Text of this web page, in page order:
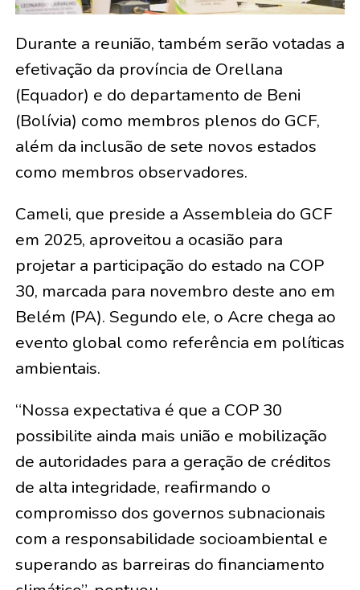
Durante a reunião, também serão votadas a
efetivação da província de Orellana
(Equador) e do departamento de Beni
(Bolívia) como membros plenos do GCF,
além da inclusão de sete novos estados
como membros observadores.
Cameli, que preside a Assembleia do GCF
em 2025, aproveitou a ocasião para
projetar a participação do estado na COP
30, marcada para novembro deste ano em
Belém (PA). Segundo ele, o Acre chega ao
evento global como referência em políticas
ambientais.
“Nossa expectativa é que a COP 30
possibilite ainda mais união e mobilização
de autoridades para a geração de créditos
de alta integridade, reafirmando o
compromisso dos governos subnacionais
com a responsabilidade socioambiental e
superando as barreiras do financiamento